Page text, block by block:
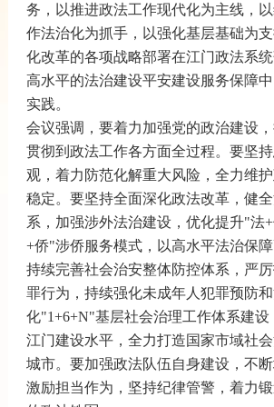
务，以推进政法工作现代化为主线，
作法治化为抓手，以强化基层基础为
化改革的各项战略部署在江门政法系
高水平的法治建设平安建设服务保障
实践。
会议强调，要着力加强党的政治建设
贯彻到政法工作各方面全过程。要坚
观，着力防范化解重大风险，全力维
稳定。要坚持全面深化政法改革，健
系，加强涉外法治建设，优化提升"法
+侨"涉侨服务模式，以高水平法治保
持续完善社会治安整体防控体系，严
罪行为，持续强化未成年人犯罪预防
化"1+6+N"基层社会治理工作体系建设
江门建设水平，全力打造国家市域社
城市。要加强政法队伍自身建设，不断
激励担当作为，坚持纪律管警，着力